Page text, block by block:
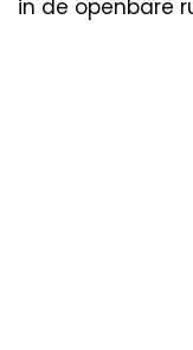
in de openbare